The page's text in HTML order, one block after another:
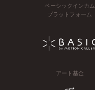
ベーシックインカム
プラットフォーム
アート基金